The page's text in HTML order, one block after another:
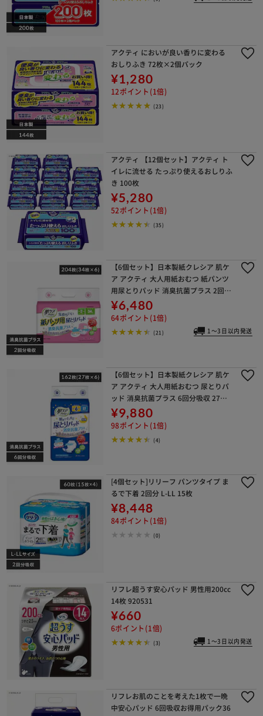
アクティ においが良い香りに変わる
おしりふき 72枚×2個パック
¥1,280
12ポイント(1倍)
(23)
アクティ 【12個セット】アクティ ト
イレに流せる たっぷり使えるおしりふ
き 100枚
¥5,280
52ポイント(1倍)
(35)
【6個セット】日本製紙クレシア 肌ケ
ア アクティ 大人用紙おむつ 紙パンツ
用尿とりパッド 消臭抗菌プラス 2回分
吸収 34枚 80492
¥6,480
64ポイント(1倍)
(21) 1～3日以内発送
【6個セット】日本製紙クレシア 肌ケ
ア アクティ 大人用紙おむつ 尿とりパ
ッド 消臭抗菌プラス 6回分吸収 27枚 8
0493
¥9,880
98ポイント(1倍)
(4)
[4個セット]リリーフ パンツタイプ ま
るで下着 2回分 L-LL 15枚
¥8,448
84ポイント(1倍)
(0)
リフレ超うす安心パッド 男性用200cc
14枚 920531
¥660
6ポイント(1倍)
(3) 1～3日以内発送
リフレお肌のことを考えた1枚で一晩
中安心パッド 6回吸収お得用パック36